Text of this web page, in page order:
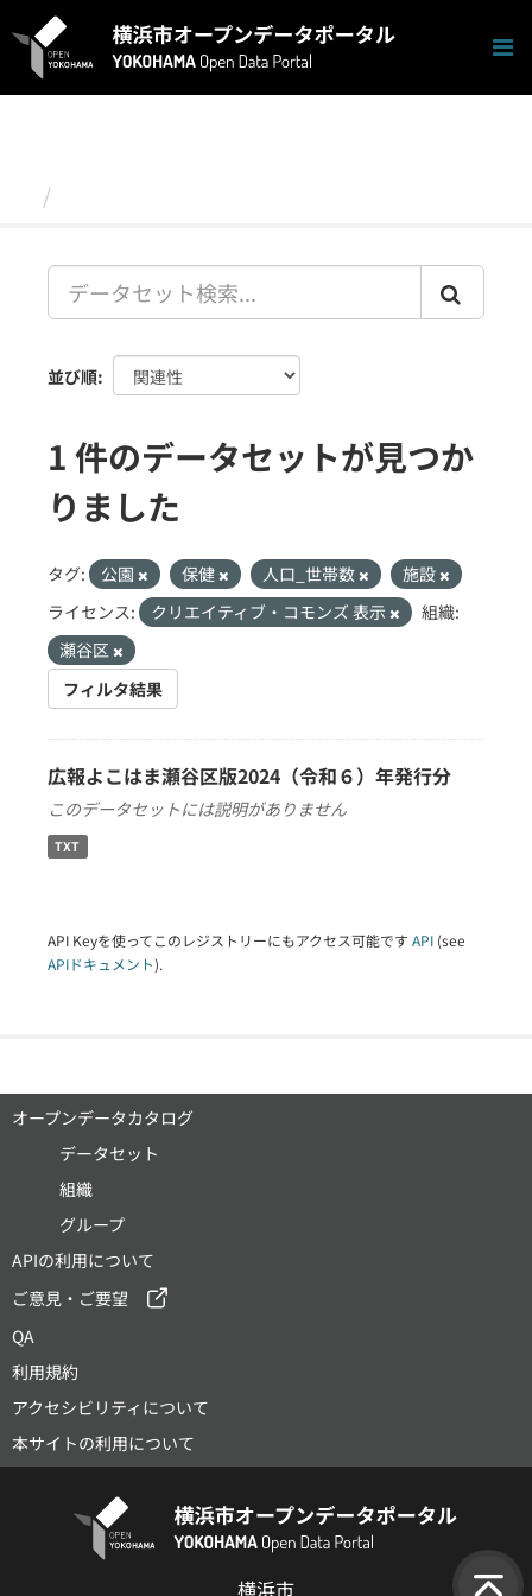
キ
並び順
1 件のデータセットが見つか
りました
タグ: 公園 保健 人口_世帯数
施設
ライセンス:
クリエイティブ・コモンズ 表示
組織:
瀬谷区
フィルタ結果
広報よこはま瀬谷区版2024（令和６）年発行分
このデータセットには説明がありません
TXT
API Keyを使ってこのレジストリーにもアクセス可能です API (see
APIドキュメント).
オープンデータカタログ
データセット
組織
グループ
APIの利用について
ご意見・ご要望
QA
利用規約
アクセシビリティについて
本サイトの利用について
横浜市